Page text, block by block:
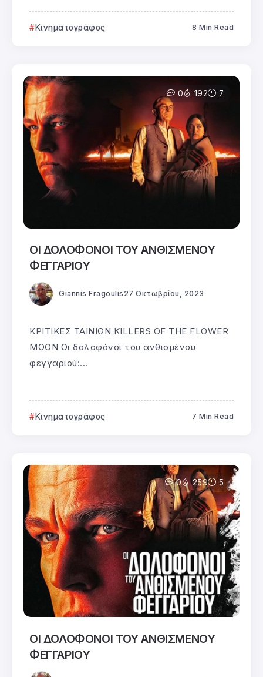
Κινηματογράφος 8 Min Read
0 192 7
ΟΙ ΔΟΛΟΦΟΝΟΙ ΤΟΥ ΑΝΘΙΣΜΕΝΟΥ
ΦΕΓΓΑΡΙΟΥ
Giannis Fragoulis 27 Οκτωβρίου, 2023
ΚΡΙΤΙΚΕΣ ΤΑΙΝΙΩΝ KILLERS OF THE FLOWER
MOON Οι δολοφόνοι του ανθισμένου
φεγγαριού:...
Κινηματογράφος 7 Min Read
0 259 5
ΟΙ ΔΟΛΟΦΟΝΟΙ ΤΟΥ ΑΝΘΙΣΜΕΝΟΥ
ΦΕΓΓΑΡΙΟΥ